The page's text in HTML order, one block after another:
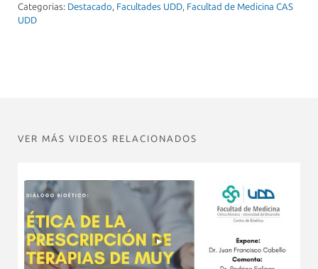
Categorias: Destacado, Facultades UDD, Facultad de Medicina CAS
UDD
VER MÁS VIDEOS RELACIONADOS